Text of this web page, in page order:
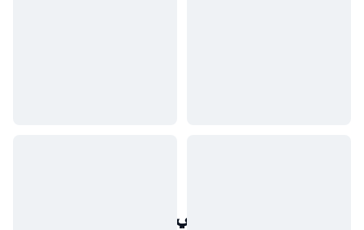
أصول العالم الحقيقي الشائعة